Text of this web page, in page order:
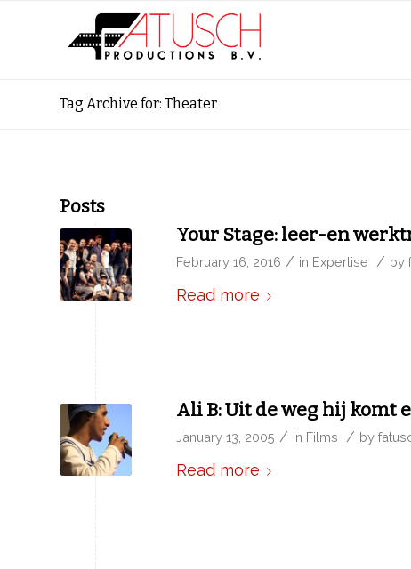
Tag Archive for: Theater
Posts
Your Stage: leer-en
February 16, 2016 / in Expertise / by
Read more
Ali B: Uit de weg hij komt
January 13, 2005 / in Films / by
Read more